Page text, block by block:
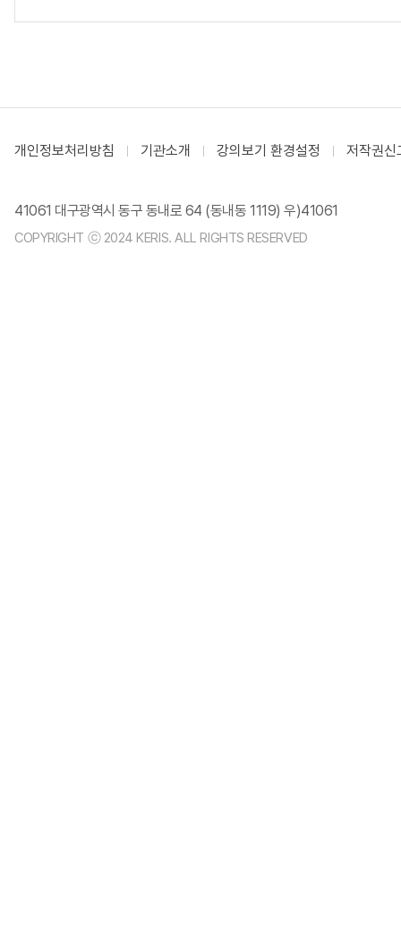
개인정보처리방침 기관소개 강의보기 환경설정 저작권신
41061 대구광역시 동구 동내로 64 (동내동 1119) 우)41061
COPYRIGHT ⓒ 2024 KERIS. ALL RIGHTS RESERVED